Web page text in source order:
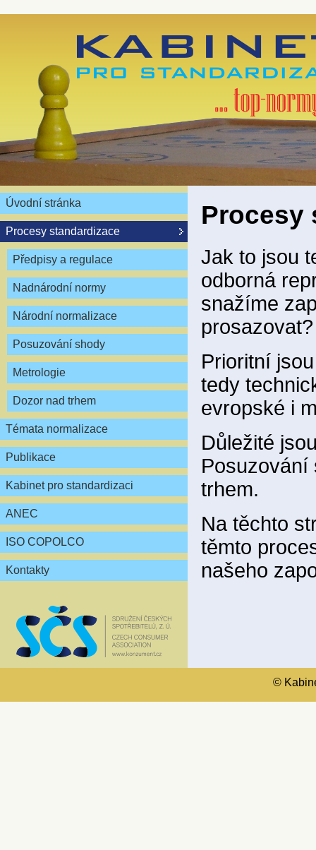
Úvodní stránka
Procesy standardizace
Předpisy a regulace
Nadnárodní normy
Národní normalizace
Posuzování shody
Metrologie
Dozor nad trhem
Témata normalizace
Publikace
Kabinet pro standardizaci
ANEC
ISO COPOLCO
Kontakty
Procesy
Jak to jsou
odborná
snažíme
prosazovat?
Prioritní
tedy
evropské i
Důležité
Posuzování
trhem.
Na těchto
těmto
našeho
©